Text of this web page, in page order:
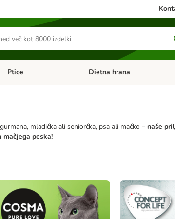
Odprite meni kategorij: Male živali
Ptice Odprite meni kategorij: Ptice
Dietna hrana
mladička ali seniorčka, psa ali mačko – naše
mačjega peska!